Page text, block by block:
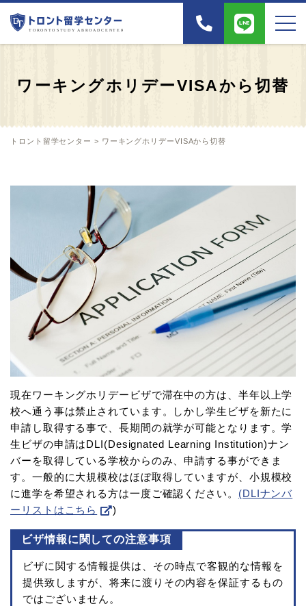
ワーキングホリデーVISAから切替
トロント留学センター > ワーキングホリデーVISAから切替
現在ワーキングホリデービザで滞在中の方は、半年以上学
校へ通う事は禁止されています。しかし学生ビザを新たに
申請し取得する事で、長期間の就学が可能となります。学
生ビザの申請はDLI(Designated Learning Institution)ナン
バーを取得している学校からのみ、申請する事ができま
す。一般的に大規模校はほぼ取得していますが、小規模校
に進学を希望される方は一度ご確認ください。 (DLIナンバ
ーリストはこちら
)
ビザ情報に関しての注意事項
ビザに関する情報提供は、その時点で客観的な情報を
提供致しますが、将来に渡りその内容を保証するもの
ではございません。